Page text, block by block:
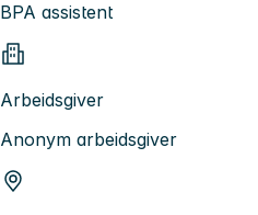
BPA assistent
Arbeidsgiver
Anonym arbeidsgiver